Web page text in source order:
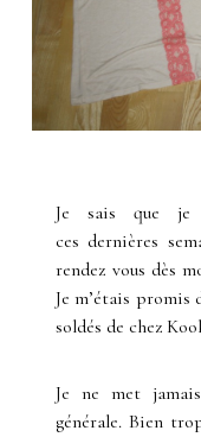
Je sais que je
ces dernières
rendez vous dès
Je m’étais promis
soldés de chez
Je ne met
générale. Bien